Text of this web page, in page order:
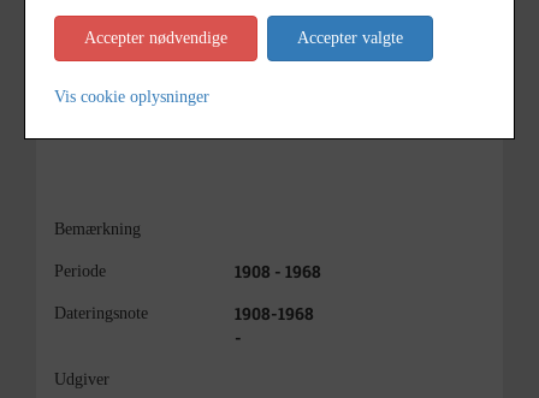
Bemærkning
Periode 1908 - 1968
Dateringsnote
1908-1968
-
Udgiver
Accepter nødvendige Accepter valgte
Vis cookie oplysninger